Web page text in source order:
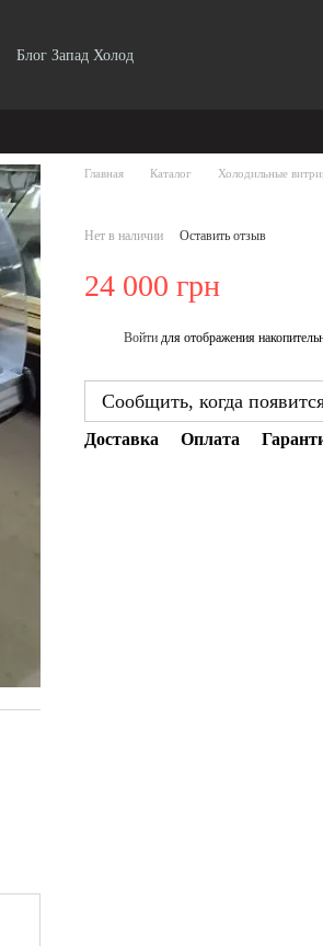
Блог Запад Холод
Главная Каталог Холодильные
Нет в наличии Оставить отзыв
24 000 грн
Войти для отображения
Сообщить, когда
Доставка Оплата